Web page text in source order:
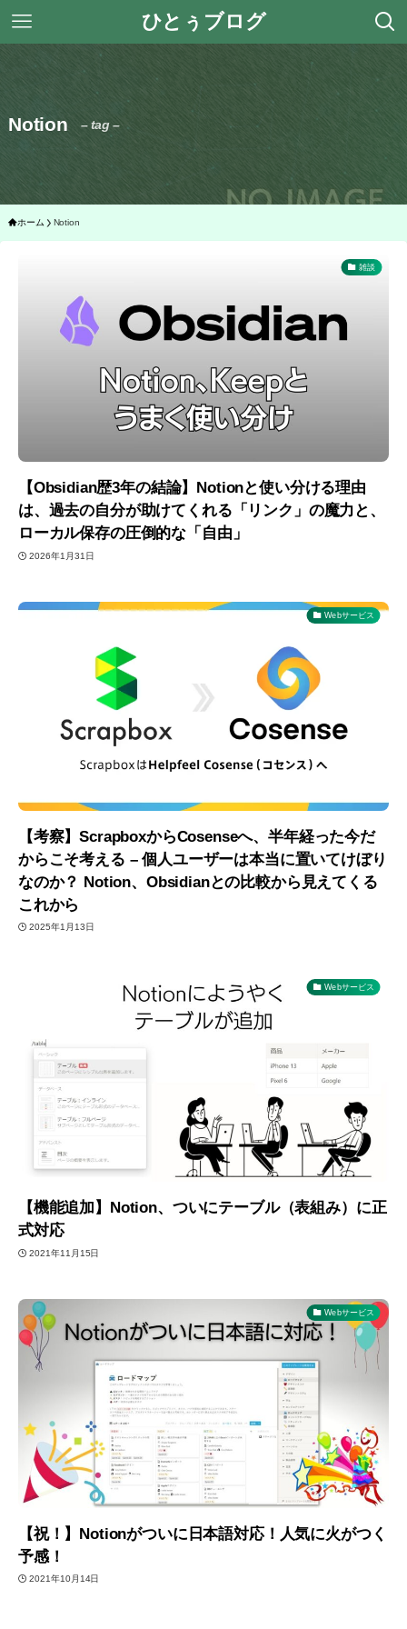
ひとぅブログ
Notion – tag –
ホーム Notion
雑談
【Obsidian歴3年の結論】Notionと使い分ける理由
は、過去の自分が助けてくれる「リンク」の魔力と、
ローカル保存の圧倒的な「自由」
2026年1月31日
Webサービス
【考察】ScrapboxからCosenseへ、半年経った今だ
からこそ考える – 個人ユーザーは本当に置いてけぼり
なのか？ Notion、Obsidianとの比較から見えてくる
これから
2025年1月13日
Webサービス
【機能追加】Notion、ついにテーブル（表組み）に正
式対応
2021年11月15日
Webサービス
【祝！】Notionがついに日本語対応！人気に火がつく
予感！
2021年10月14日